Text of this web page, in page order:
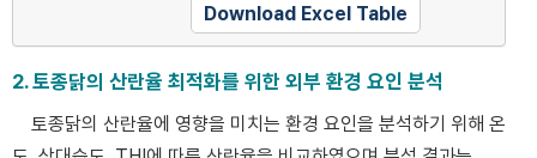
Download Excel Table
2. 토종닭의 산란율 최적화를 위한 외부 환경 요인 분석
토종닭의 산란율에 영향을 미치는 환경 요인을 분석하기 위해 온